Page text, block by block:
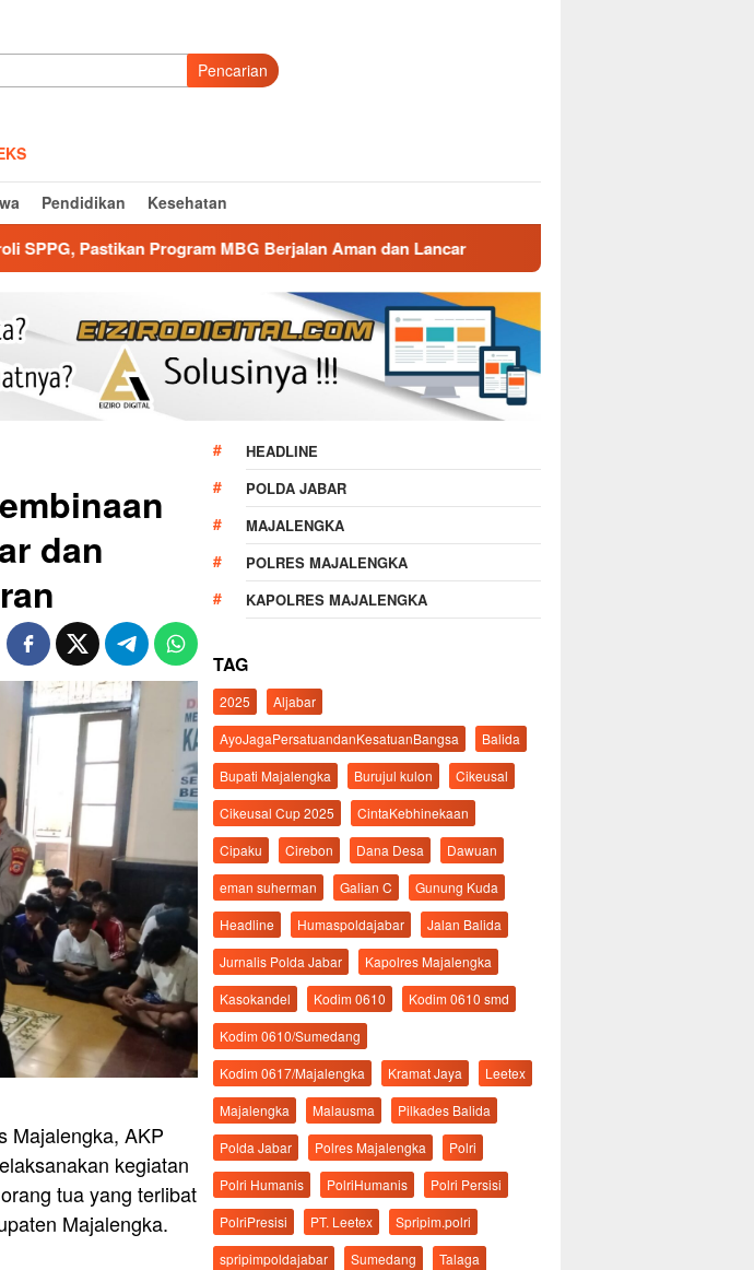
Pencarian
Pendidikan Kesehatan
MBG Berjalan Aman dan Lancar Gatur Lalin Pagi Polsek Malausma, Wujud
dan
Majalengka, AKP
kegiatan
tua yang terlibat
Majalengka.
HEADLINE
POLDA JABAR
MAJALENGKA
POLRES MAJALENGKA
KAPOLRES MAJALENGKA
TAG
2025
Aljabar
AyoJagaPersatuandanKesatuanBangsa
Balida
Bupati Majalengka
Burujul kulon
Cikeusal
Cikeusal Cup 2025
CintaKebhinekaan
Cipaku
Cirebon Dana Desa
Dawuan
eman suherman
Galian C
Gunung Kuda
Headline
Humaspoldajabar
Jalan Balida
Jurnalis Polda Jabar
Kapolres Majalengka
Kasokandel
Kodim 0610
Kodim 0610 smd
Kodim 0610/Sumedang
Kodim 0617/Majalengka
Kramat Jaya
Leetex
Majalengka
Malausma
Pilkades Balida
Polda Jabar
Polres Majalengka
Polri
Polri Humanis
PolriHumanis
Polri Persisi
PolriPresisi
PT. Leetex
Spripim.polri
spripimpoldajabar
Sumedang
Talaga